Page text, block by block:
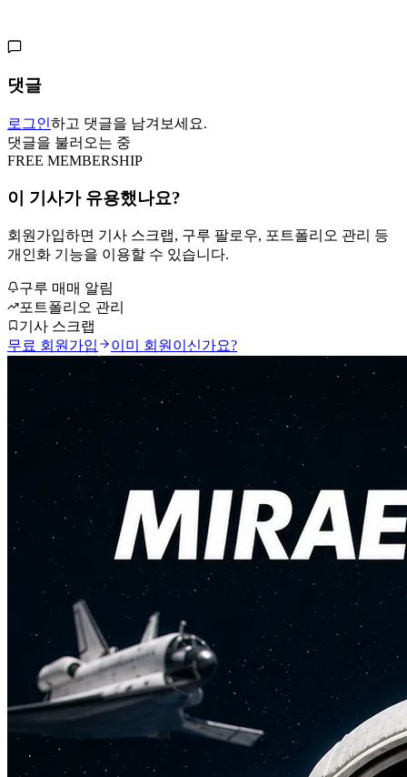
댓글
로그인하고 댓글을 남겨보세요.
댓글을 불러오는 중
FREE MEMBERSHIP
이 기사가 유용했나요?
회원가입하면 기사 스크랩, 구루 팔로우, 포트폴리오 관리 등
개인화 기능을 이용할 수 있습니다.
구루 매매 알림
포트폴리오 관리
기사 스크랩
무료 회원가입
이미 회원이신가요?